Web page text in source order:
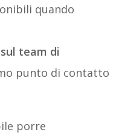
quando
team di
punto di contatto
porre